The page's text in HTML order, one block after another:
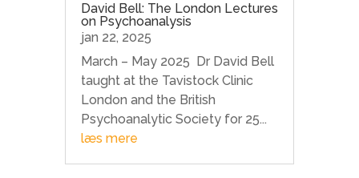
David Bell: The London Lectures
on Psychoanalysis
jan 22, 2025
March – May 2025 Dr David Bell
taught at the Tavistock Clinic
London and the British
Psychoanalytic Society for 25...
læs mere